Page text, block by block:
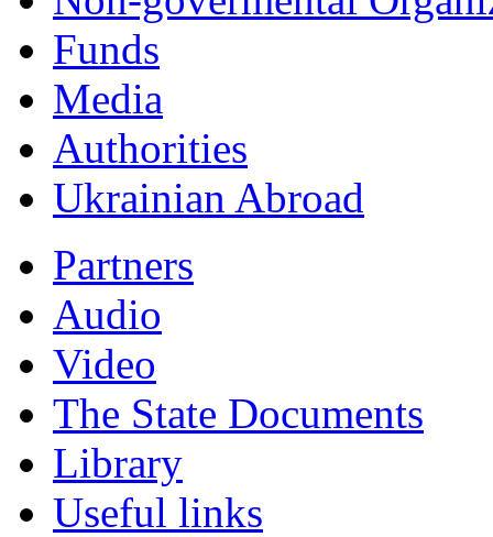
Funds
Мedia
Authorities
Ukrainian Abroad
Partners
Audio
Video
The State Documents
Library
Useful links